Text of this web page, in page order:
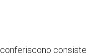
consiste